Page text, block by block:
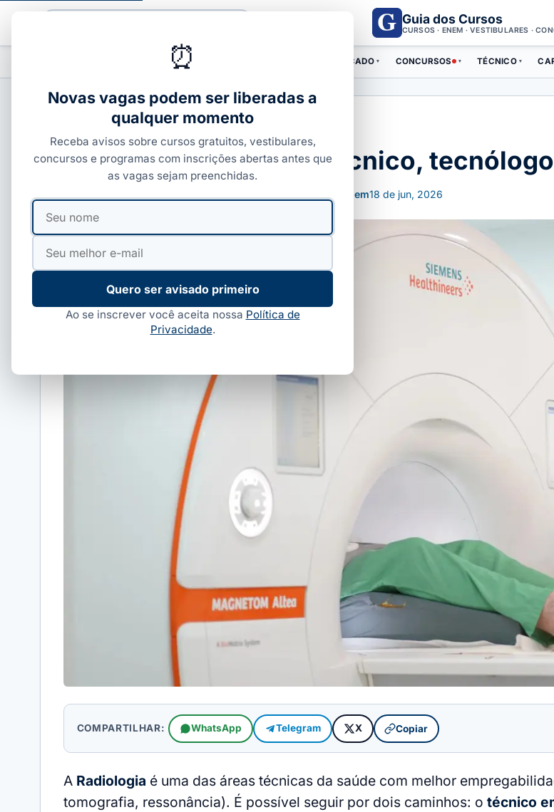
Guia dos Cursos
CURSOS · ENEM · VESTIBULARES ·
PROFISSIONALIZANTES CURSOS COM CERTIFICADO ▾ CONCURSOS ▾ TÉCNICO ▾
CURSOS TÉCNICOS
Curso de Radiologia: técnico,
PorIvan Alves·08 de jun, 2026·5 min de leitura· Atualizado em18 de jun, 2026
COMPARTILHAR: WhatsApp Telegram X Copiar
A Radiologia é uma das áreas técnicas da saúde com melhor
tomografia, ressonância). É possível seguir por dois caminhos: o técnico
⏰
Novas vagas podem ser liberadas a
qualquer momento
Receba avisos sobre cursos gratuitos, vestibulares,
concursos e programas com inscrições abertas antes que
as vagas sejam preenchidas.
Seu
nome
Seu
mail
Quero ser avisado primeiro
Ao se inscrever você aceita nossa Política de
Privacidade.